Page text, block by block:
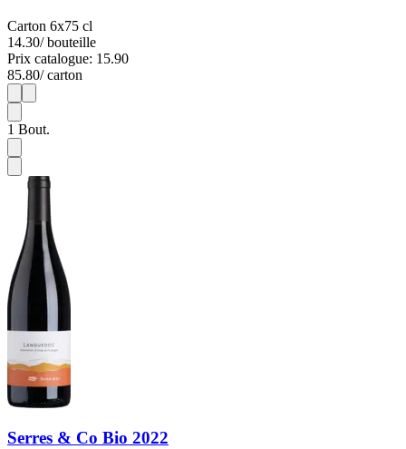
Carton 6x75 cl
14.30/ bouteille
Prix catalogue: 15.90
85.80/ carton
1
1 Bout.
Serres & Co Bio 2022